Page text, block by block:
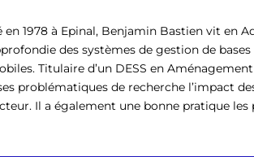
en 1978 à Epinal, Benjamin Bastien vit en
des systèmes de gestion de
Titulaire d’un DESS en
problématiques de recherche l’impact
Il a également une bonne pratique les